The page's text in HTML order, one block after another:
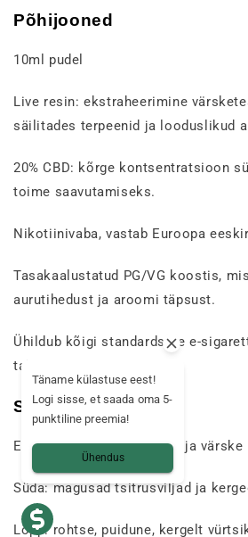
Põhijooned
10ml pudel
Live resin: ekstraheerimine
säilitades terpeenid ja looduslikud
20% CBD: kõrge kontsentratsioon
toime saavutamiseks.
Nikotiinivaba, vastab Euroopa
Tasakaalustatud PG/VG koostis,
aurutihedust ja aroomi täpsust.
Ühildub kõigi standardsete e-
takistus ≥ 0,8 Ω).
Sensoorne profiil
Esmamulje: apelsinikoore ja värske
Süda: magusad tsitrusviljad ja
Lõpp: rohtse, puidune, kergelt
Täname külastuse eest!
Logi sisse, et saada oma 5-
punktiline preemia!
Ühendus